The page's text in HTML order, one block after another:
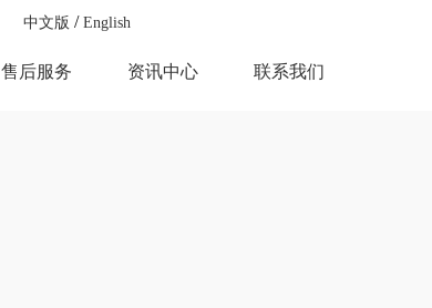
中文版 English
售后服务 资讯中心 联系我们